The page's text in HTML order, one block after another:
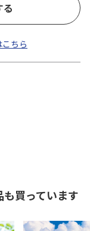
る
ちら
買っています